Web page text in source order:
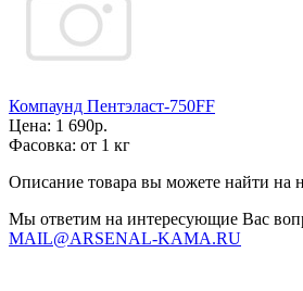
Компаунд Пентэласт-750FF
Цена: 1 690р.
Фасовка: от 1 кг
Описание товара вы можете найти на
Мы ответим на интересующие Вас
MAIL@ARSENAL-KAMA.RU